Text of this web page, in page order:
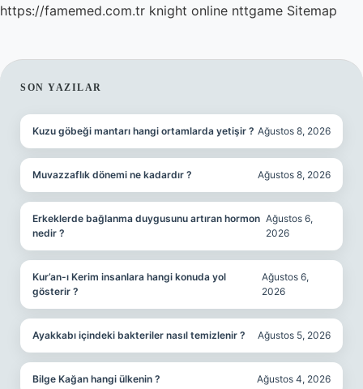
https://famemed.com.tr knight online nttgame Sitemap
SIDEBAR
SON YAZILAR
Kuzu göbeği mantarı hangi ortamlarda yetişir ? Ağustos 8, 2026
Muvazzaflık dönemi ne kadardır ? Ağustos 8, 2026
Erkeklerde bağlanma duygusunu artıran hormon
nedir ?
Ağustos 6,
2026
Kur’an-ı Kerim insanlara hangi konuda yol
gösterir ?
Ağustos 6,
2026
Ayakkabı içindeki bakteriler nasıl temizlenir ? Ağustos 5, 2026
Bilge Kağan hangi ülkenin ? Ağustos 4, 2026